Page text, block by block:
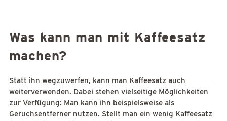
Was kann man mit Kaffeesatz
machen?
Statt ihn wegzuwerfen, kann man Kaffeesatz auch
weiterverwenden. Dabei stehen vielseitige Möglichkeiten
zur Verfügung: Man kann ihn beispielsweise als
Geruchsentferner nutzen. Stellt man ein wenig Kaffeesatz